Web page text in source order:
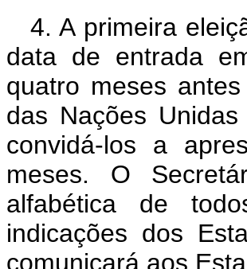
4. A primeira
data de entrada
quatro meses
das Nações
convidá-los a
meses. O
alfabética de
indicações dos
comunicará aos